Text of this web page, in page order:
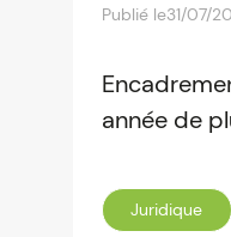
Publié le31/07/
année de
Juridique